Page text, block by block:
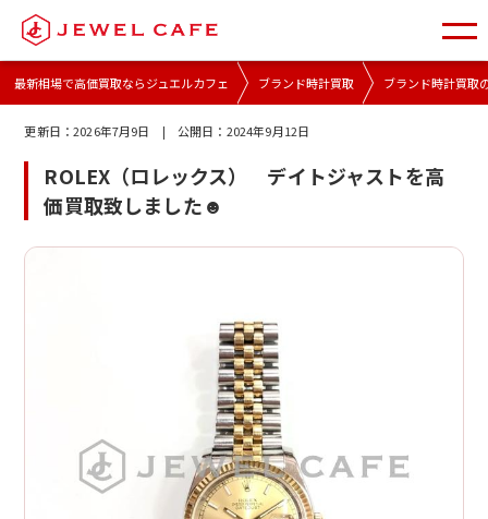
最新相場で高価買取ならジュエルカフェ ブランド時計買取 ブランド時計買取
更新日：2026年7月9日 | 公開日： 2024年9月12日
ROLEX（ロレックス） デイトジャストを高
価買取致しました☻